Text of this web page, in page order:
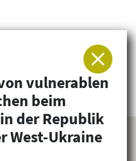
und
vulnerablen
beim
der Republik
West-Ukraine